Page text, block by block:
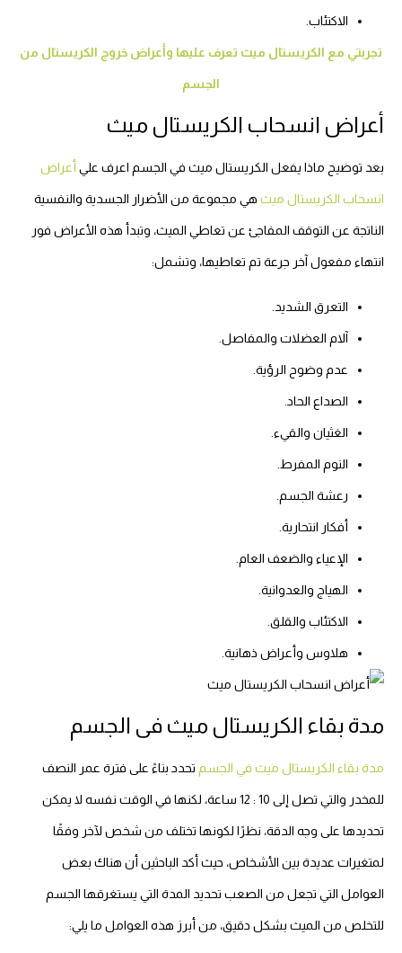
الاكتئاب.
تجربتي مع الكريستال ميث تعرف عليها وأعراض خروج الكريستال من
الجسم
أعراض انسحاب الكريستال ميث
بعد توضيح ماذا يفعل الكريستال ميث في الجسم اعرف علي أعراض
انسحاب الكريستال ميث هي مجموعة من الأضرار الجسدية والنفسية
الناتجة عن التوقف المفاجئ عن تعاطي الميث، وتبدأ هذه الأعراض فور
انتهاء مفعول آخر جرعة تم تعاطيها، وتشمل:
التعرق الشديد.
آلام العضلات والمفاصل.
عدم وضوح الرؤية.
الصداع الحاد.
الغثيان والقيء.
النوم المفرط.
رعشة الجسم.
أفكار انتحارية.
الإعياء والضعف العام.
الهياج والعدوانية.
الاكتئاب والقلق.
هلاوس وأعراض ذهانية.
مدة بقاء الكريستال ميث فى الجسم
مدة بقاء الكريستال ميث في الجسم تحدد بناءً على فترة عمر النصف
للمخدر والتي تصل إلى 10 : 12 ساعة، لكنها في الوقت نفسه لا يمكن
تحديدها على وجه الدقة، نظرًا لكونها تختلف من شخص لآخر وفقًا
لمتغيرات عديدة بين الأشخاص، حيث أكد الباحثين أن هناك بعض
العوامل التي تجعل من الصعب تحديد المدة التي يستغرقها الجسم
للتخلص من الميث بشكل دقيق، من أبرز هذه العوامل ما يلي: